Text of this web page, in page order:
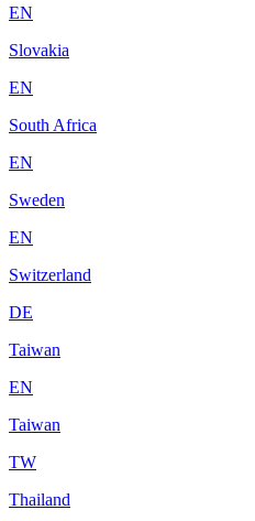
EN
Slovakia
EN
South Africa
EN
Sweden
EN
Switzerland
DE
Taiwan
EN
Taiwan
TW
Thailand